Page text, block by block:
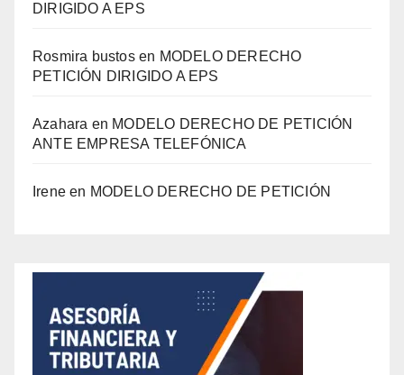
DIRIGIDO A EPS
Rosmira bustosen MODELO DERECHO
PETICIÓN DIRIGIDO A EPS
Azahara en MODELO DERECHO DE PETICIÓN
ANTE EMPRESA TELEFÓNICA
Irene en MODELO DERECHO DE PETICIÓN